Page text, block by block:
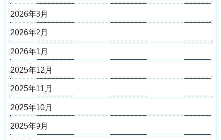
2026年3月
2026年2月
2026年1月
2025年12月
2025年11月
2025年10月
2025年9月